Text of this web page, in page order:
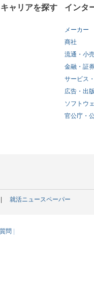
ャリアを探す
インタ
メーカー
商社
流通・小
金融・証
サービス
広告・出
ソフトウ
官公庁・
就活ニュースペーパー
問